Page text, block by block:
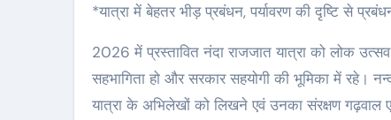
*यात्रा में बेहतर भीड़ प्रबंधन, पर्यावरण की दृष्टि से
2026 में प्रस्तावित नंदा राजजात यात्रा को लोक
सहभागिता हो और सरकार सहयोगी की भूमिका में रहे।
यात्रा के अभिलेखों को लिखने एवं उनका संरक्षण गढ़वाल